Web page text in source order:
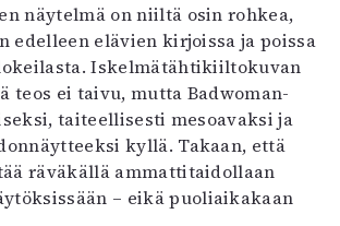
näytelmä on niiltä osin rohkea,
edelleen elävien kirjoissa ja poissa
Iskelmätähtikiiltokuvan
teos ei taivu, mutta Badwoman-
taiteellisesti mesoavaksi ja
kyllä. Takaan, että
räväkällä ammattitaidollaan
– eikä puoliaikakaan